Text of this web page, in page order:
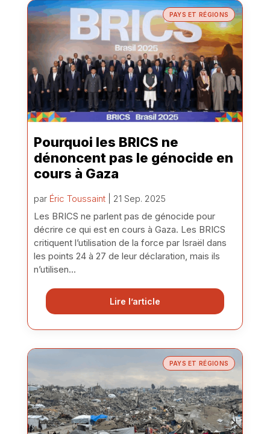
PAYS ET RÉGIONS
Pourquoi les BRICS ne
dénoncent pas le génocide en
cours à Gaza
par Éric Toussaint| 21 Sep. 2025
Les BRICS ne parlent pas de génocide pour
décrire ce qui est en cours à Gaza. Les BRICS
critiquent l’utilisation de la force par Israël dans
les points 24 à 27 de leur déclaration, mais ils
n’utilisen...
Lire l’article
PAYS ET RÉGIONS